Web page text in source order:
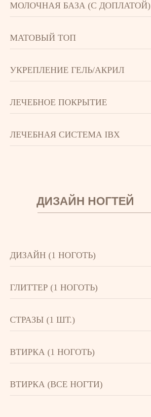
МОЛОЧНАЯ БАЗА (С ДОПЛАТОЙ)
МАТОВЫЙ ТОП
УКРЕПЛЕНИЕ ГЕЛЬ/АКРИЛ
ЛЕЧЕБНОЕ ПОКРЫТИЕ
ЛЕЧЕБНАЯ СИСТЕМА IBX
ДИЗАЙН НОГТЕЙ
ДИЗАЙН (1 НОГОТЬ)
ГЛИТТЕР (1 НОГОТЬ)
СТРАЗЫ (1 ШТ.)
ВТИРКА (1 НОГОТЬ)
ВТИРКА (ВСЕ НОГТИ)